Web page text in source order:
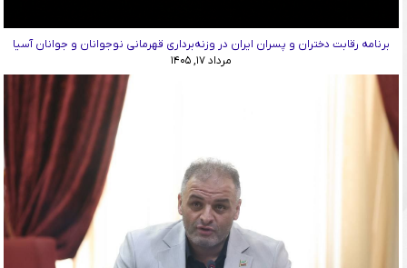
برنامه رقابت دختران و پسران ایران در وزنه‌برداری قهرمانی نوجوانان و جوانان آسیا
مرداد ۱۷, ۱۴۰۵